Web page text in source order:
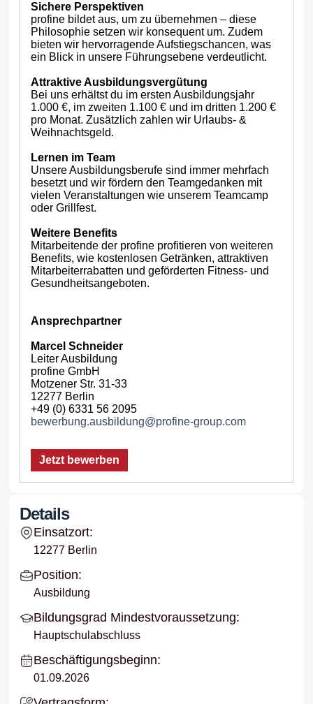
Sichere Perspektiven
profine bildet aus, um zu übernehmen – diese
Philosophie setzen wir konsequent um. Zudem
bieten wir hervorragende Aufstiegschancen, was
ein Blick in unsere Führungsebene verdeutlicht.
Attraktive Ausbildungsvergütung
Bei uns erhältst du im ersten Ausbildungsjahr
1.000 €, im zweiten 1.100 € und im dritten 1.200 €
pro Monat. Zusätzlich zahlen wir Urlaubs- &
Weihnachtsgeld.
Lernen im Team
Unsere Ausbildungsberufe sind immer mehrfach
besetzt und wir fördern den Teamgedanken mit
vielen Veranstaltungen wie unserem Teamcamp
oder Grillfest.
Weitere Benefits
Mitarbeitende der profine profitieren von weiteren
Benefits, wie kostenlosen Getränken, attraktiven
Mitarbeiterrabatten und geförderten Fitness- und
Gesundheitsangeboten.
Ansprechpartner
Marcel Schneider
Leiter Ausbildung
profine GmbH
Motzener Str. 31-33
12277 Berlin
+49 (0) 6331 56 2095
bewerbung.ausbildung@profine-group.com
Jetzt bewerben
Details
Einsatzort:
12277 Berlin
Position:
Ausbildung
Bildungsgrad Mindestvoraussetzung:
Hauptschulabschluss
Beschäftigungsbeginn:
01.09.2026